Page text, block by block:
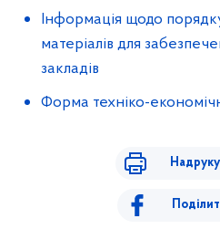
Інформація щодо
матеріалів для
закладів
Форма техніко-